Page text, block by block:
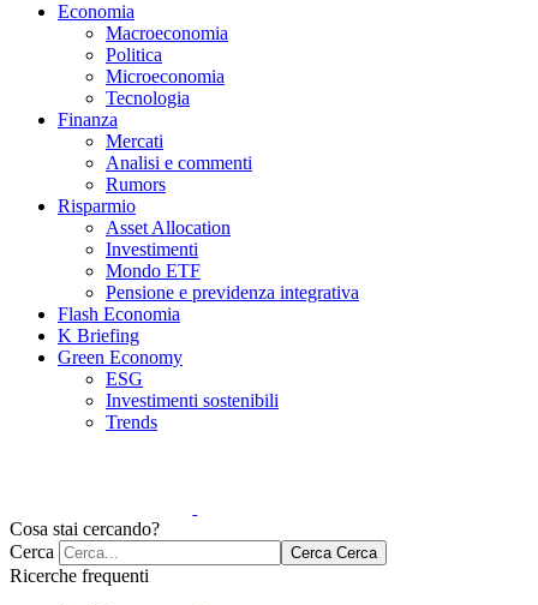
Economia
Macroeconomia
Politica
Microeconomia
Tecnologia
Finanza
Mercati
Analisi e commenti
Rumors
Risparmio
Asset Allocation
Investimenti
Mondo ETF
Pensione e previdenza integrativa
Flash Economia
K Briefing
Green Economy
ESG
Investimenti sostenibili
Trends
Cosa stai cercando?
Cerca
Cerca Cerca
Ricerche frequenti